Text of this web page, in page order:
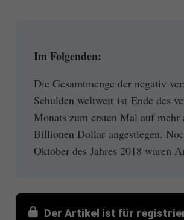
Im Folgenden:
Die Gesamtmenge der negativ
Schulden weltweit ist Ende des
Monats zum ersten Mal auf mehr
Billionen Dollar angestiegen.
Oktober des Jahres 2018 waren
Der Artikel ist für